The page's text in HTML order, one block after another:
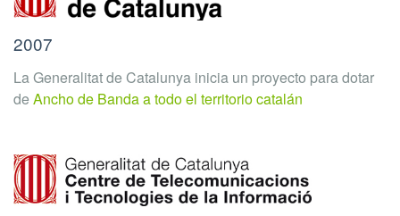
2007
La Generalitat de Catalunya inicia un proyecto para dotar
de Ancho de Banda a todo el territorio catalán